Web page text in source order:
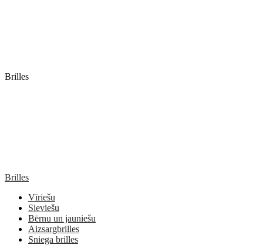
Brilles
Brilles
Vīriešu
Sieviešu
Bērnu un jauniešu
Aizsargbrilles
Sniega brilles